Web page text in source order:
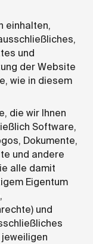
einhalten,
und
der Website
wie in diesem
die wir Ihnen
Software,
Dokumente,
und andere
alle damit
Eigentum
und
jeweiligen